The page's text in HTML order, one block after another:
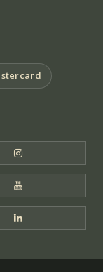
Instagram
YouTube Templo
LinkedIn Templo